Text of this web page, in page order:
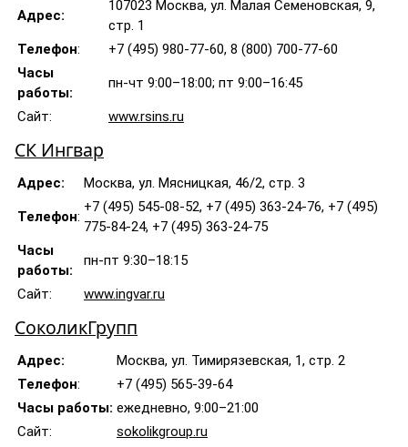
Адрес:
107023 Москва, ул. Малая Семеновская, 9,
стр. 1
Телефон:
+7 (495) 980-77-60, 8 (800) 700-77-60
Часы
работы:
пн-чт 9:00–18:00; пт 9:00–16:45
Сайт: www.rsins.ru
СК Ингвар
Адрес: Москва, ул. Мясницкая, 46/2, стр. 3
Телефон:
+7 (495) 545-08-52, +7 (495) 363-24-76, +7 (495)
775-84-24, +7 (495) 363-24-75
Часы
работы:
пн-пт 9:30–18:15
Сайт: www.ingvar.ru
СоколикГрупп
Адрес:
Москва, ул. Тимирязевская, 1, стр. 2
Телефон:
+7 (495) 565-39-64
Часы работы: ежедневно, 9:00–21:00
Сайт:
sokolikgroup.ru